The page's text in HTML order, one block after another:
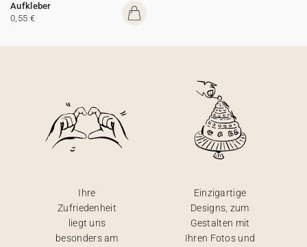
Aufkleber
0,55 €
Ihre
Zufriedenheit
liegt uns
besonders am
Einzigartige
Designs, zum
Gestalten mit
Ihren Fotos und